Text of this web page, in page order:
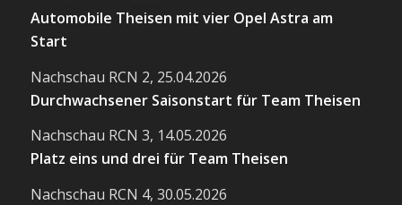
Automobile Theisen mit vier Opel Astra am
Start
Nachschau RCN 2, 25.04.2026
Durchwachsener Saisonstart für Team Theisen
Nachschau RCN 3, 14.05.2026
Platz eins und drei für Team Theisen
Nachschau RCN 4, 30.05.2026